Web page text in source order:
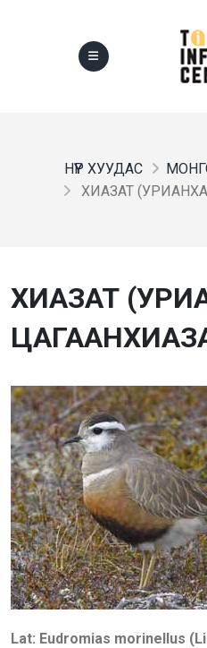
НҮҮР ХУУДАС
ХИАЗАТ
ХИАЗАТ
Lat: Eudromias morinellus (